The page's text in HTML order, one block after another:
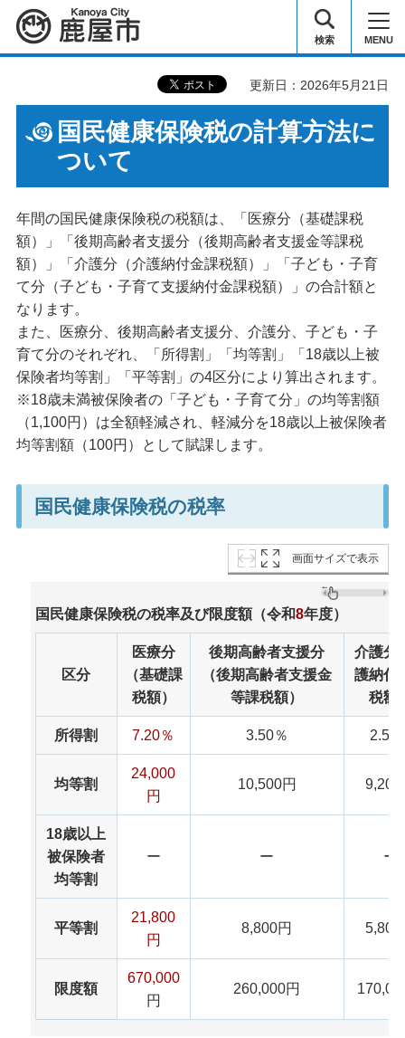
鹿屋市 検索 MENU
更新日：2026年5月21日
国民健康保険税の計算方法に
ついて
年間の国民健康保険税の税額は、「医療分（基礎課税
額）」「後期高齢者支援分（後期高齢者支援金等課税
額）」「介護分（介護納付金課税額）」「子ども・子育
て分（子ども・子育て支援納付金課税額）」の合計額と
なります。
また、医療分、後期高齢者支援分、介護分、子ども・子
育て分のそれぞれ、「所得割」「均等割」「18歳以上被
保険者均等割」「平等割」の4区分により算出されます。
※18歳未満被保険者の「子ども・子育て分」の均等割額
（1,100円）は全額軽減され、軽減分を18歳以上被保険者
均等割額（100円）として賦課します。
国民健康保険税の税率
画面サイズで表示
国民健康保険税の税率及び限度額（令和8年度）
区分
医療分
（基礎課
税額）
後期高齢者支援分
（後期高齢者支援金
等課税額）
介護分
護納付
税額
所得割 7.20％ 3.50％ 2.50
均等割
24,000
円
10,500円 9,200
18歳以上
被保険者
均等割
ー ー ー
平等割
21,800
円
8,800円 5,800
限度額
670,000
円
260,000円